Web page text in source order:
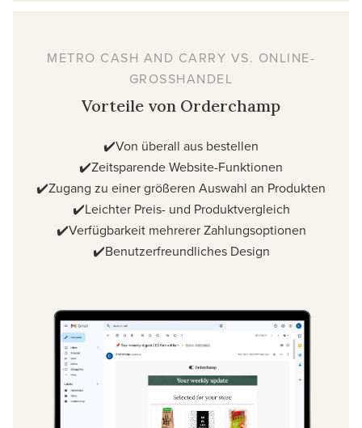
METRO CASH AND CARRY VS. ONLINE-
GROSSHANDEL
Vorteile von Orderchamp
✔️Von überall aus bestellen
✔️Zeitsparende Website-Funktionen
✔️Zugang zu einer größeren Auswahl an Produkten
✔️Leichter Preis- und Produktvergleich
✔️Verfügbarkeit mehrerer Zahlungsoptionen
✔️Benutzerfreundliches Design